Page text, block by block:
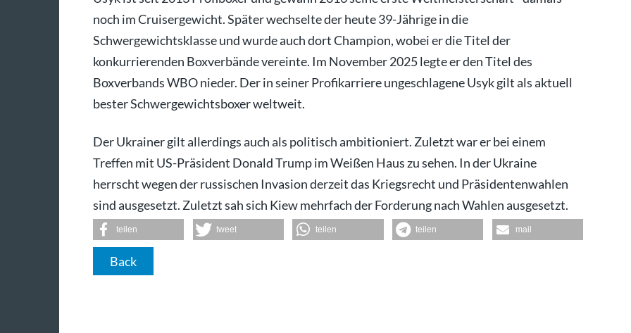
noch im Cruisergewicht. Später wechselte der heute 39-Jährige in die
Schwergewichtsklasse und wurde auch dort Champion, wobei er die Titel der
konkurrierenden Boxverbände vereinte. Im November 2025 legte er den Titel des
Boxverbands WBO nieder. Der in seiner Profikarriere ungeschlagene Usyk gilt als aktuell
bester Schwergewichtsboxer weltweit.
Der Ukrainer gilt allerdings auch als politisch ambitioniert. Zuletzt war er bei einem
Treffen mit US-Präsident Donald Trump im Weißen Haus zu sehen. In der Ukraine
herrscht wegen der russischen Invasion derzeit das Kriegsrecht und Präsidentenwahlen
sind ausgesetzt. Zuletzt sah sich Kiew mehrfach der Forderung nach Wahlen ausgesetzt.
teilen tweet teilen teilen mail
Back